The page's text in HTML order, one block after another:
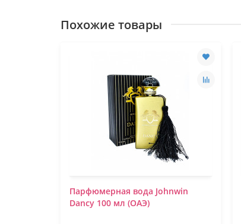
Похожие товары
Парфюмерная вода Johnwin
Dancy 100 мл (ОАЭ)